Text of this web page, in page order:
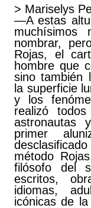
> Mariselys
—A estas
nombrar,
Rojas, el
hombre que
sino también
la superficie
y los
realizó
astronautas
primer
método
filósofo del
escritos,
idiomas,
icónicas de